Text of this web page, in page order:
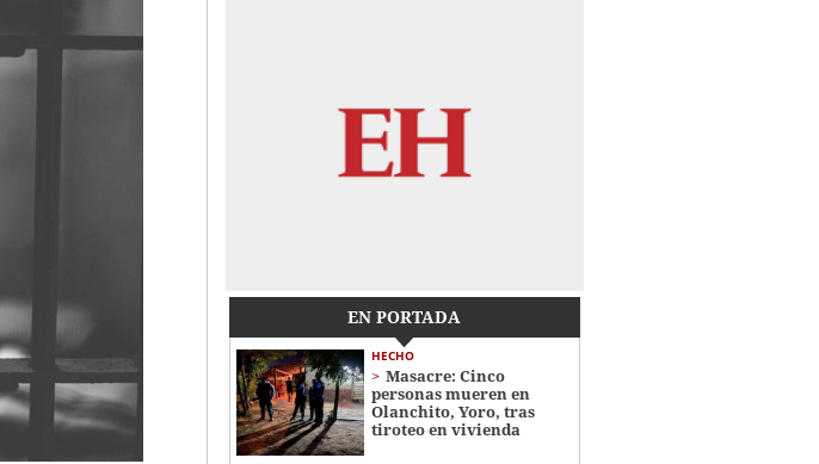
EN PORTADA
HECHO
Masacre: Cinco
personas mueren en
Olanchito, Yoro, tras
tiroteo en vivienda